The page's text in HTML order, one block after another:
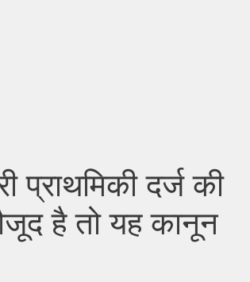
दर्ज की
है तो यह कानून